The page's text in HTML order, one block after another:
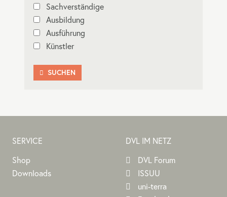
Sachverständige
Ausbildung
Ausführung
Künstler
 SUCHEN
SERVICE
Shop
Downloads
DVL IM NETZ
DVL Forum
ISSUU
uni-terra